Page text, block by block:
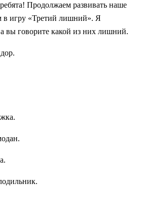
Продолжаем развивать наше
игру «Третий лишний». Я
вы говорите какой из них лишний.